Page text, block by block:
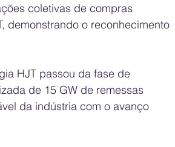
coletivas de compras
demonstrando o reconhecimento
HJT passou da fase de
de 15 GW de remessas
da indústria com o avanço